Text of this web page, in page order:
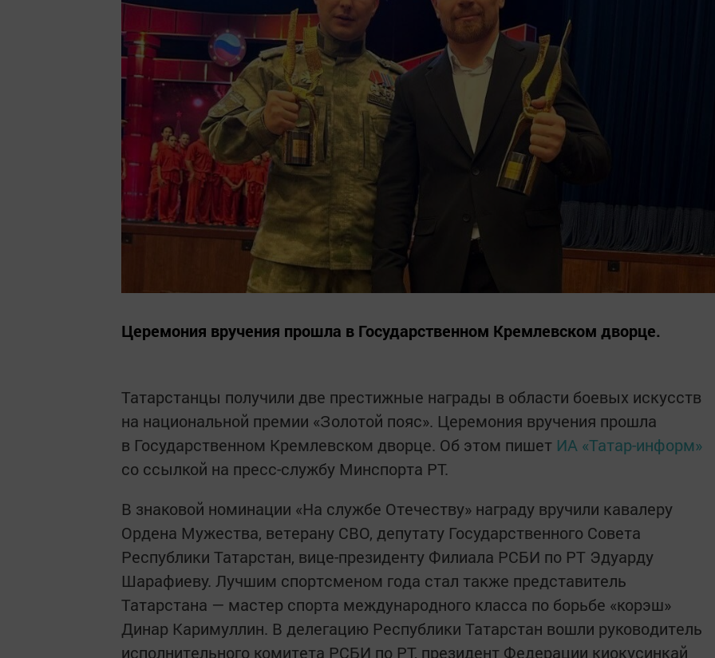
Церемония вручения прошла в Государственном Кремлевском дворце.
Татарстанцы получили две престижные награды в области боевых искусств
на национальной премии «Золотой пояс». Церемония вручения прошла
в Государственном Кремлевском дворце. Об этом пишет ИА «Татар-информ»
со ссылкой на пресс-службу Минспорта РТ.
В знаковой номинации «На службе Отечеству» награду вручили кавалеру
Ордена Мужества, ветерану СВО, депутату Государственного Совета
Республики Татарстан, вице-президенту Филиала РСБИ по РТ Эдуарду
Шарафиеву. Лучшим спортсменом года стал также представитель
Татарстана — мастер спорта международного класса по борьбе «корэш»
Динар Каримуллин. В делегацию Республики Татарстан вошли руководитель
исполнительного комитета РСБИ по РТ, президент Федерации киокусинкай